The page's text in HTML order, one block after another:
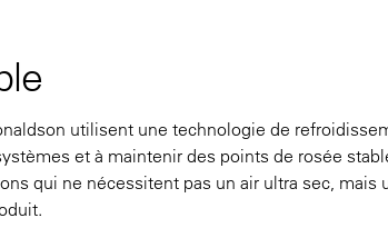
utilisent une technologie de
et à maintenir des points de rosée
qui ne nécessitent pas un air ultra sec,